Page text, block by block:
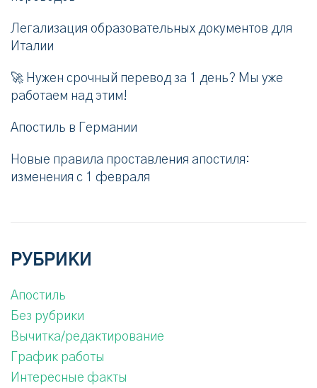
Легализация образовательных документов для
Италии
🚀 Нужен срочный перевод за 1 день? Мы уже
работаем над этим!
Апостиль в Германии
Новые правила проставления апостиля:
изменения с 1 февраля
РУБРИКИ
Апостиль
Без рубрики
Вычитка/редактирование
График работы
Интересные факты